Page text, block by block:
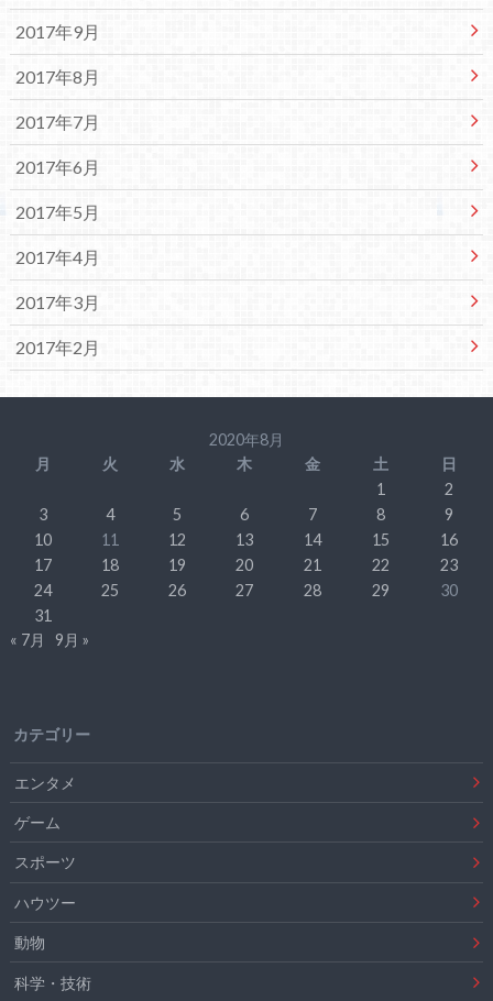
2017年9月
2017年8月
2017年7月
2017年6月
2017年5月
2017年4月
2017年3月
2017年2月
2020年8月
月
火 水 木 金 土
日
1
2
3
4 5 6 7 8
9
10
11 12 13 14 15
16
17
18 19 20 21 22
23
24
25 26 27 28 29
30
31
« 7月
9月 »
カテゴリー
エンタメ
ゲーム
スポーツ
ハウツー
動物
科学・技術